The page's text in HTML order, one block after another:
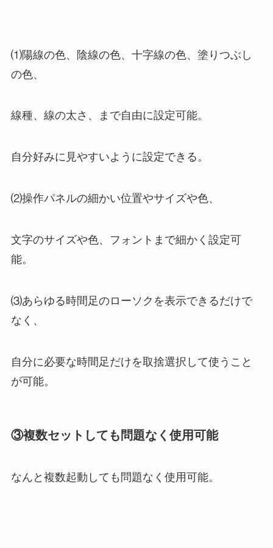
⑴陽線の色、陰線の色、十字線の色、塗りつぶし
の色、
線種、線の太さ、まで自由に設定可能。
自分好みに見やすいように設定できる。
⑵操作パネルの細かい位置やサイズや色、
文字のサイズや色、フォントまで細かく設定可
能。
⑶あらゆる時間足のローソクを表示できるだけで
なく、
自分に必要な時間足だけを取捨選択して使うこと
が可能。
③複数セットしても問題なく使用可能
なんと複数起動しても問題なく使用可能。